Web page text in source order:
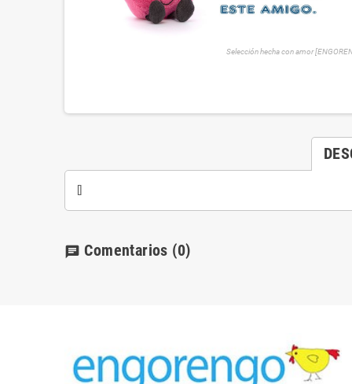
Selección hecha con amor
chat Comentarios (0)